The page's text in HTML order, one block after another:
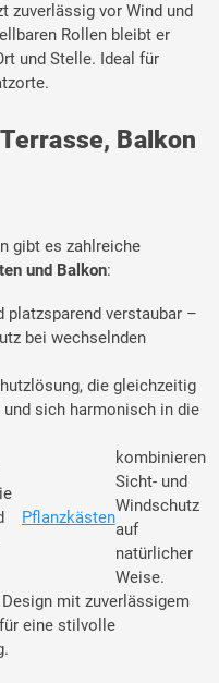
zuverlässig vor Wind und
Rollen bleibt er
und Stelle. Ideal für
Balkon
gibt es zahlreiche
und Balkon:
platzsparend verstaubar –
bei wechselnden
die gleichzeitig
sich harmonisch in die
Pflanzkästen
kombinieren
Sicht- und
Windschutz
auf
natürlicher
Weise.
mit zuverlässigem
eine stilvolle